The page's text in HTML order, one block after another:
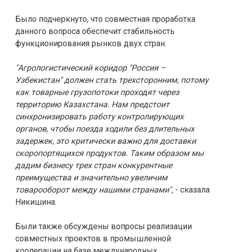
Было подчеркнуто, что совместная проработка
данного вопроса обеспечит стабильность
функционирования рынков двух стран.
"Агрологистический коридор "Россия –
Узбекистан" должен стать трехсторонним, потому
как товарные грузопотоки проходят через
территорию Казахстана. Нам предстоит
синхронизировать работу контролирующих
органов, чтобы поезда ходили без длительных
задержек, это критически важно для доставки
скоропортящихся продуктов. Таким образом мы
дадим бизнесу трех стран конкурентные
преимущества и значительно увеличим
товарооборот между нашими странами", - сказала
Никишина.
Были также обсуждены вопросы реализации
совместных проектов в промышленной